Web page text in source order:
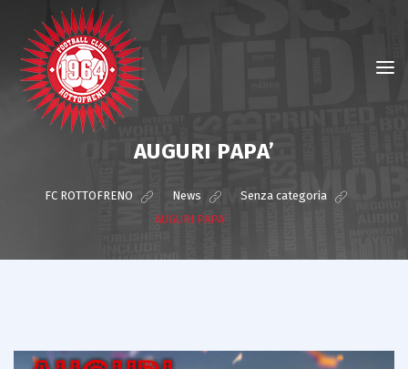
AUGURI PAPA’
FC ROTTOFRENO News Senza categoria
AUGURI PAPA’